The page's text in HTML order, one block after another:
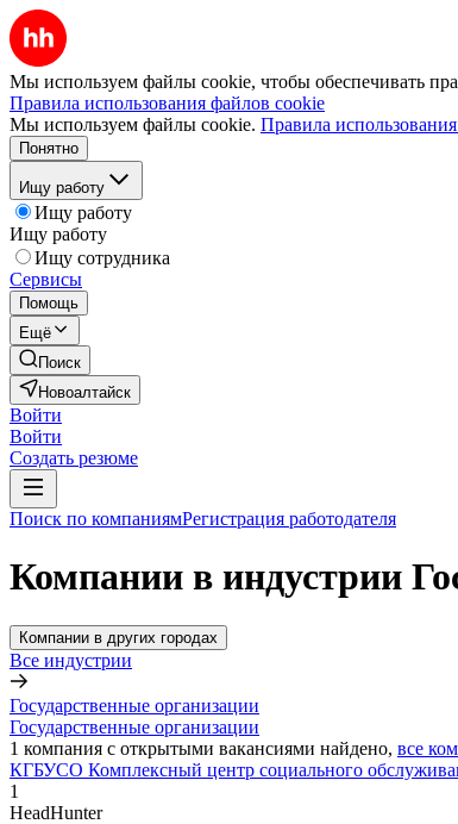
Мы используем файлы cookie, чтобы обеспечивать
Правила использования файлов cookie
Мы используем файлы cookie. Правила
Понятно
Ищу работу
Ищу работу
Ищу работу
Ищу сотрудника
Сервисы
Помощь
Ещё
Поиск
Новоалтайск
Войти
Войти
Создать резюме
Поиск по компаниямРегистрация работодателя
Компании в индустрии
Компании в других городах
Все индустрии
Государственные организации
Государственные организации
1 компания с открытыми вакансиями найдено, все
КГБУСО Комплексный центр социального
1
HeadHunter